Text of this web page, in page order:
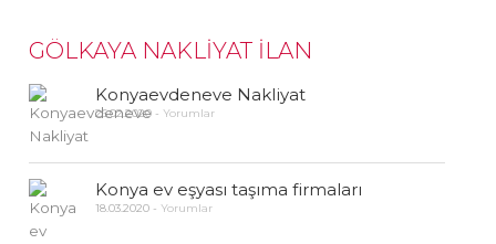
GÖLKAYA NAKLİYAT İLAN
Konyaevdeneve Nakliyat
26.02.2020 - Yorumlar
Konya ev eşyası taşıma firmaları
18.03.2020 - Yorumlar